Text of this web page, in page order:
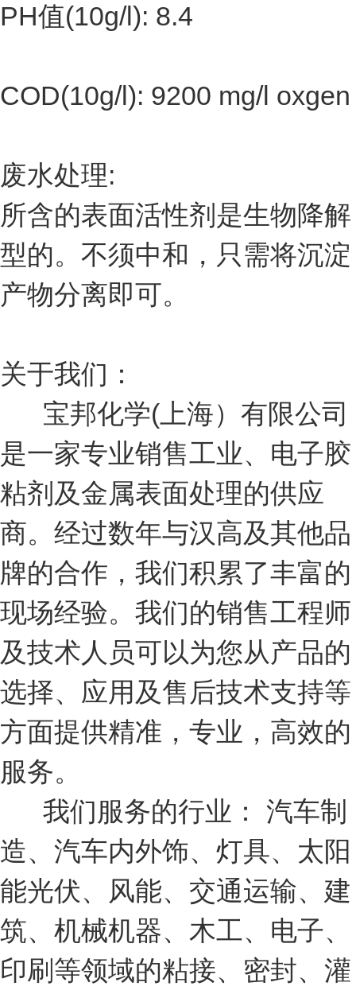
PH值(10g/l): 8.4
COD(10g/l): 9200 mg/l oxgen
废水处理:
所含的表面活性剂是生物降解
型的。不须中和，只需将沉淀
产物分离即可。
关于我们：
宝邦化学(上海）有限公司
是一家专业销售工业、电子胶
粘剂及金属表面处理的供应
商。经过数年与汉高及其他品
牌的合作，我们积累了丰富的
现场经验。我们的销售工程师
及技术人员可以为您从产品的
选择、应用及售后技术支持等
方面提供精准，专业，高效的
服务。
我们服务的行业： 汽车制
造、汽车内外饰、灯具、太阳
能光伏、风能、交通运输、建
筑、机械机器、木工、电子、
印刷等领域的粘接、密封、灌